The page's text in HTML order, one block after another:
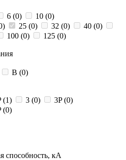
6 (0) 10 (0)
) 25 (0) 32 (0) 40 (0)
100 (0) 125 (0)
В (0)
(1) 3 (0) 3P (0)
(0)
способность, кА